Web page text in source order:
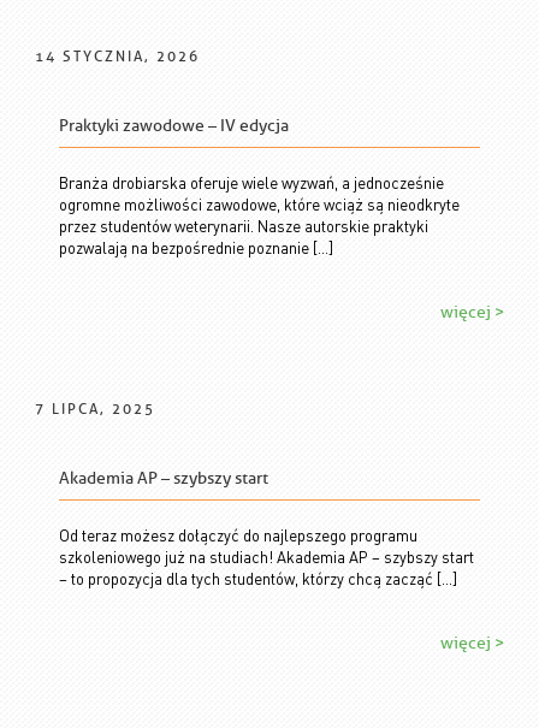
14 STYCZNIA, 2026
Praktyki zawodowe – IV edycja
Branża drobiarska oferuje wiele wyzwań, a jednocześnie
ogromne możliwości zawodowe, które wciąż są nieodkryte
przez studentów weterynarii. Nasze autorskie praktyki
pozwalają na bezpośrednie poznanie […]
więcej >
7 LIPCA, 2025
Akademia AP – szybszy start
Od teraz możesz dołączyć do najlepszego programu
szkoleniowego już na studiach! Akademia AP – szybszy start
– to propozycja dla tych studentów, którzy chcą zacząć […]
więcej >